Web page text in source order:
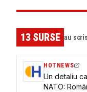
13SURSE au
HOTNEWS
Un detaliu
NATO: